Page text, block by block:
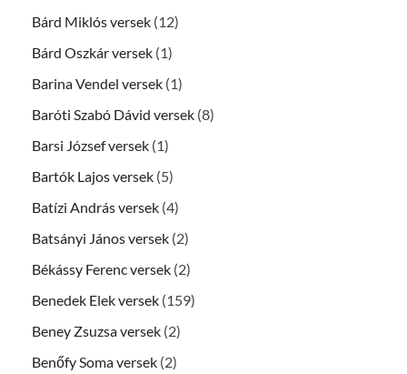
Bárd Miklós versek (12)
Bárd Oszkár versek (1)
Barina Vendel versek (1)
Baróti Szabó Dávid versek (8)
Barsi József versek (1)
Bartók Lajos versek (5)
Batízi András versek (4)
Batsányi János versek (2)
Békássy Ferenc versek (2)
Benedek Elek versek (159)
Beney Zsuzsa versek (2)
Benőfy Soma versek (2)